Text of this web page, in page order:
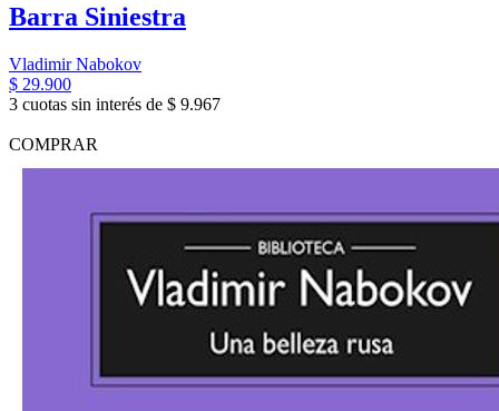
Barra Siniestra
Vladimir Nabokov
$ 29.900
3 cuotas sin interés de $ 9.967
COMPRAR